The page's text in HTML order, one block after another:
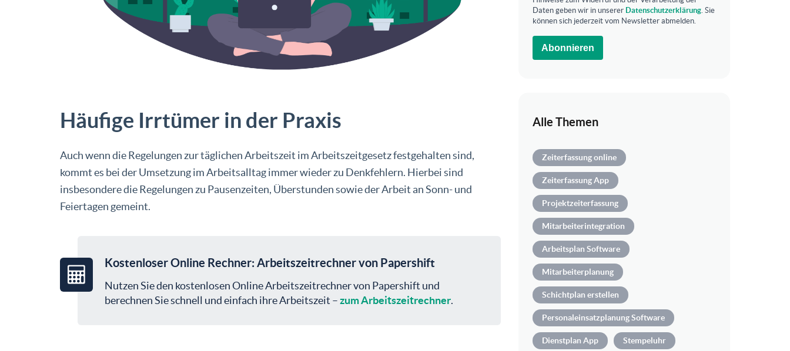
Häufige Irrtümer in der Praxis
Auch wenn die Regelungen zur täglichen Arbeitszeit im Arbeitszeitgesetz festgehalten sind,
kommt es bei der Umsetzung im Arbeitsalltag immer wieder zu Denkfehlern. Hierbei sind
insbesondere die Regelungen zu Pausenzeiten, Überstunden sowie der Arbeit an Sonn- und
Feiertagen gemeint.
Kostenloser Online Rechner: Arbeitszeitrechner von Papershift
Nutzen Sie den kostenlosen Online Arbeitszeitrechner von Papershift und
berechnen Sie schnell und einfach ihre Arbeitszeit –zum Arbeitszeitrechner.
Daten geben wir in unserer Datenschutzerklärung. Sie
können sich jederzeit vom Newsletter abmelden.
Abonnieren
Alle Themen
Zeiterfassung online
Zeiterfassung App
Projektzeiterfassung
Mitarbeiterintegration
Arbeitsplan Software
Mitarbeiterplanung
Schichtplan erstellen
Personaleinsatzplanung Software
Dienstplan App Stempeluhr